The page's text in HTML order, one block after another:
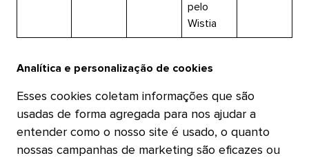
pelo
Wistia​​
Analítica e personalização de cookies​​
Esses cookies coletam informações que são
usadas de forma agregada para nos ajudar a
entender como o nosso site é usado, o quanto
nossas campanhas de marketing são eficazes ou